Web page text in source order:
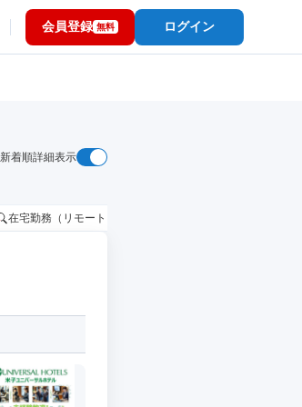
会員登録 無料 ログイン
新着順詳細表示
在宅勤務（リモートワーク）OK